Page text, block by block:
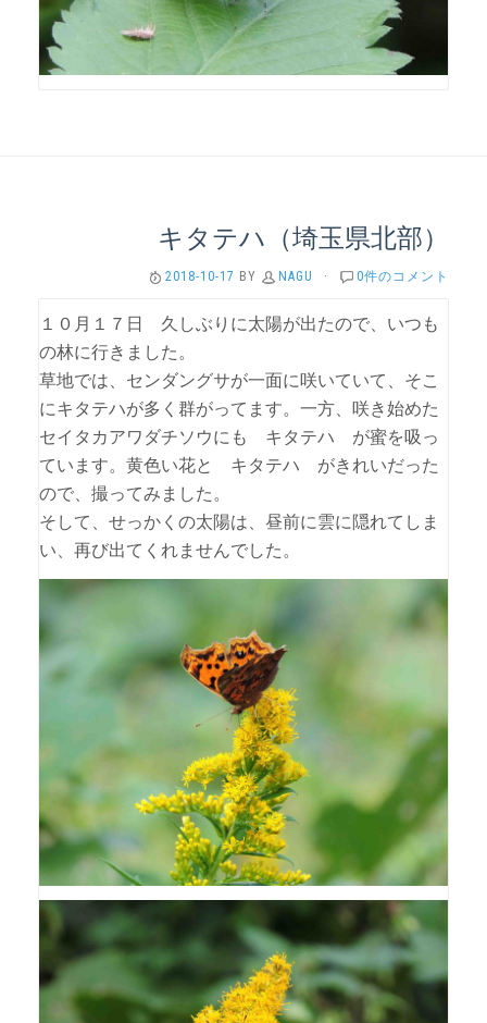
キタテハ（埼玉県北部）
2018-10-17 BY NAGU · 0件のコメント
１０月１７日 久しぶりに太陽が出たので、いつも
の林に行きました。
草地では、センダングサが一面に咲いていて、そこ
にキタテハが多く群がってます。一方、咲き始めた
セイタカアワダチソウにも キタテハ が蜜を吸っ
ています。黄色い花と キタテハ がきれいだった
ので、撮ってみました。
そして、せっかくの太陽は、昼前に雲に隠れてしま
い、再び出てくれませんでした。